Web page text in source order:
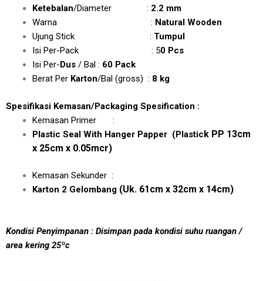
Ketebalan/Diameter : 2.2 mm
Warna : Natural Wooden
Ujung Stick : Tumpul
Isi Per-Pack : 50 Pcs
Isi Per-Dus / Bal : 60 Pack
Berat Per Karton/Bal (gross) : 8 kg
Spesifikasi Kemasan/Packaging Spesification :
Kemasan Primer :
Plastic Seal With Hanger Papper (Plastick PP 13cm
x 25cm x 0.05mcr)
Kemasan Sekunder :
Karton 2 Gelombang (Uk. 61cm x 32cm x 14cm)
Kondisi Penyimpanan : Disimpan pada kondisi suhu ruangan /
area kering 25ºc